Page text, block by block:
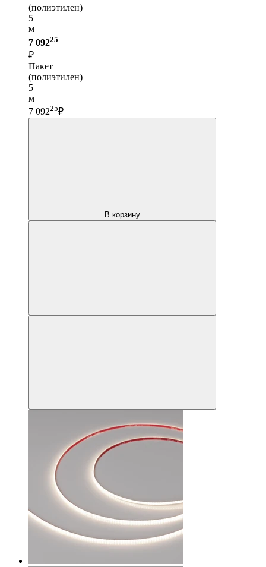
(полиэтилен)
5
м —
7 09225
₽
Пакет
(полиэтилен)
5
м
7 09225₽
В корзину